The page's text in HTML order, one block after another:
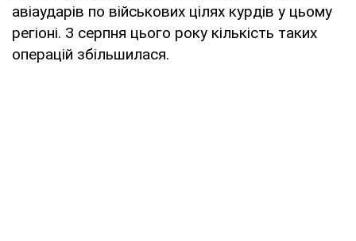
авіаударів по військових цілях курдів у цьому
регіоні. З серпня цього року кількість таких
операцій збільшилася.